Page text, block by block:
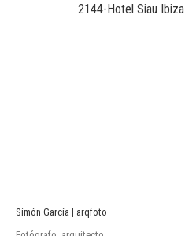
Álbum
2144-Hotel Siau Ibiza
Simón García | arqfoto